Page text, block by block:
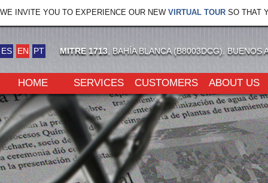
HOME SERVICES CUSTOMERS ABOUT US
ES EN PT MITRE 1713 , BAHÍA BLANCA (B8003DCG). BUENOS
WE INVITE YOU TO EXPERIENCE OUR NEW VIRTUAL TOUR SO THAT